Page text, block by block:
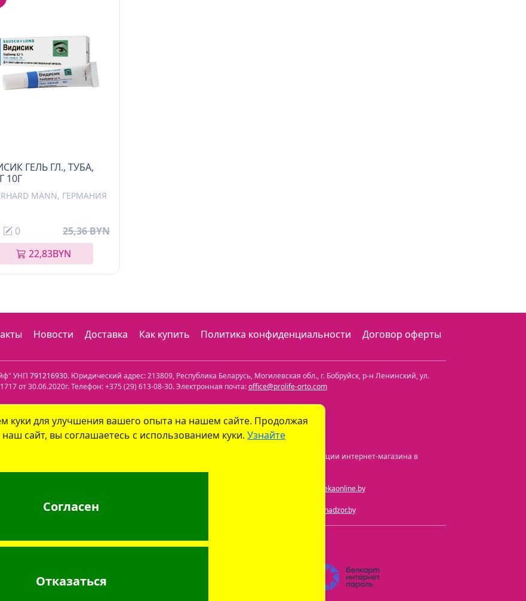
ГЕЛЬ ГЛ., ТУБА,
10Г
MANN, ГЕРМАНИЯ
0
25,36 BYN
22,83BYN
Новости Доставка Как купить Политика конфиденциальности Договор оферты
УНП 791216930. Юридический адрес:213809, Республика Беларусь, Могилевская обл., г. Бобруйск, р-н Ленинский,ул.
от 30.06.2020г. Телефон:+375 (29) 613-08-30. Электронная почта:office@prolife-orto.com
+375 (29) 339-79-59. Электронная почта:info@aptekaonline.by
городским исполнительным комитетом управления экономики. Дата и номер регистрации интернет-магазина в
Бобруйск, ул. Советская 40-3. Телефон: +375 (29) 339-79-59. Электронная почта: info@aptekaonline.by
ул.Мясникова, 32-2. Телефон: +375 (17) 271-25-75. Электронная почта: info@gospharmnadzor.by
, УНП 791216930 info@aptekaonline.by
куки для улучшения вашего опыта на нашем сайте. Продолжая
сайт, вы соглашаетесь с использованием куки. Узнайте
Согласен
Отказаться